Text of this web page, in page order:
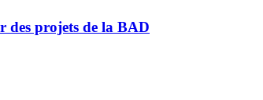
des projets de la BAD